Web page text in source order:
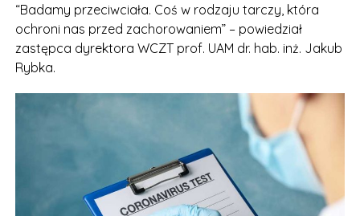
“Badamy przeciwciała. Coś w rodzaju tarczy, która
ochroni nas przed zachorowaniem” – powiedział
zastępca dyrektora WCZT prof. UAM dr. hab. inż. Jakub
Rybka.